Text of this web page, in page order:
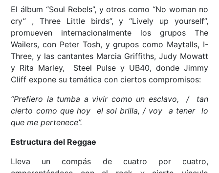
El álbum “Soul Rebels”, y otros como “No woman no
cry” , Three Little birds”, y “Lively up yourself”,
promueven internacionalmente los grupos The
Wailers, con Peter Tosh, y grupos como Maytalls, I-
Three, y las cantantes Marcia Griffiths, Judy Mowatt
y Rita Marley, Steel Pulse y UB40, donde Jimmy
Cliff expone su temática con ciertos compromisos:
“Prefiero la tumba a vivir como un esclavo, / tan
cierto como que hoy el sol brilla, / voy a tener lo
que me pertenece”.
Estructura del Reggae
Lleva un compás de cuatro por cuatro,